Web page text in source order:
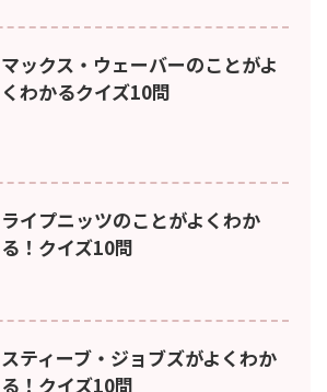
マックス・ウェーバーのことがよ
くわかるクイズ10問
ライプニッツのことがよくわか
る！クイズ10問
スティーブ・ジョブズがよくわか
る！クイズ10問